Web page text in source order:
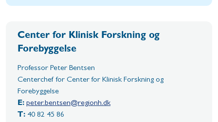
Center for Klinisk Forskning og
Forebyggelse
Professor Peter Bentsen
Centerchef for Center for Klinisk Forskning og
Forebyggelse
E: peter.bentsen@regionh.dk
T: 40 82 45 86